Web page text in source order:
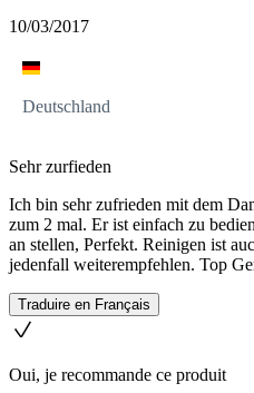
10/03/2017
Deutschland
Sehr zurfieden
Ich bin sehr zufrieden mit dem
zum 2 mal. Er ist einfach zu
an stellen, Perfekt. Reinigen ist
jedenfall weiterempfehlen. Top
Traduire en Français
Oui, je recommande ce produit